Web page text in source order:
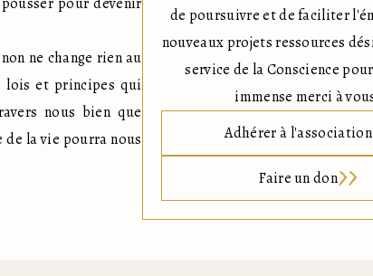
ne change rien au
lois et principes qui
nous bien que
de la vie pourra nous
de poursuivre et de faciliter
nouveaux projets ressources
service de la Conscience
immense merci à
Adhérer à l'association
Faire un don